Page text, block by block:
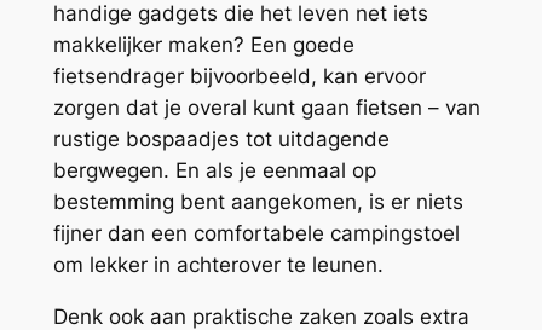
handige gadgets die het leven net iets
makkelijker maken? Een goede
fietsendrager bijvoorbeeld, kan ervoor
zorgen dat je overal kunt gaan fietsen – van
rustige bospaadjes tot uitdagende
bergwegen. En als je eenmaal op
bestemming bent aangekomen, is er niets
fijner dan een comfortabele campingstoel
om lekker in achterover te leunen.
Denk ook aan praktische zaken zoals extra